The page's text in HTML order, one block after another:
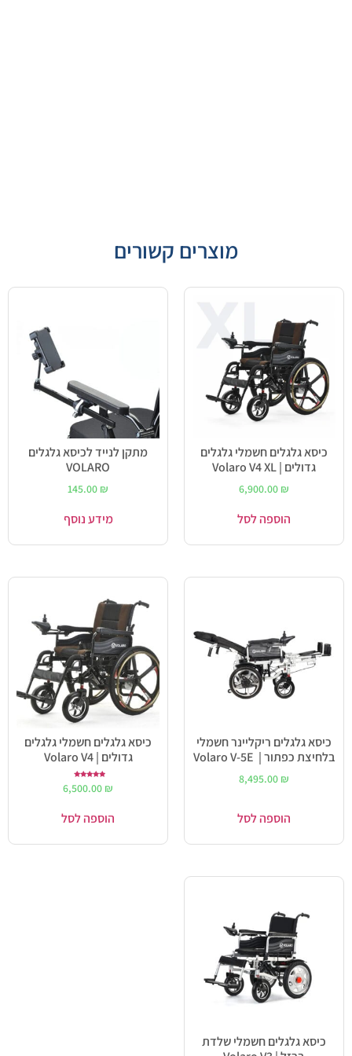
מוצרים קשורים
כיסא גלגלים חשמלי גלגלים
גדולים | Volaro V4 XL
6,900.00 ₪
הוספה לסל
מתקן לנייד לכיסא גלגלים
VOLARO
145.00 ₪
מידע נוסף
כיסא גלגלים ריקליינר חשמלי
בלחיצת כפתור | Volaro V-5E
8,495.00 ₪
הוספה לסל
כיסא גלגלים חשמלי גלגלים
גדולים | Volaro V4
5.00
6,500.00 ₪
הוספה לסל
כיסא גלגלים חשמלי שלדת